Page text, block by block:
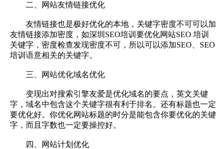
二、网站友情链接优化
友情链接也是极好优化的本地，关键字密度不可可以加
友情链接添加密度，如深圳SEO培训要优化网站SEO 培训
关键字，密度检查发现密度不可，所以可以添加SEO、SEO
培训语意相关的关键字。
三、网站优化域名优化
变现出对搜索引擎友爱是优化域名的要点，英文关键
字，域名中包含这个关键字很有利于排名。还有标题也一定
要优化好。你优化网站标题的时分是能包含你要优化的关键
字，而且字数也一定要操控好。
四、网站计划优化